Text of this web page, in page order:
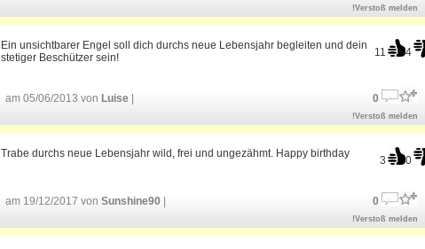
!Verstoß melden
11 4
Ein unsichtbarer Engel soll dich durchs neue Lebensjahr begleiten und dein
stetiger Beschützer sein!
am 05/06/2013 von Luise 0
!Verstoß melden
3 0
Trabe durchs neue Lebensjahr wild, frei und ungezähmt. Happy birthday
am 19/12/2017 von Sunshine90 0
!Verstoß melden